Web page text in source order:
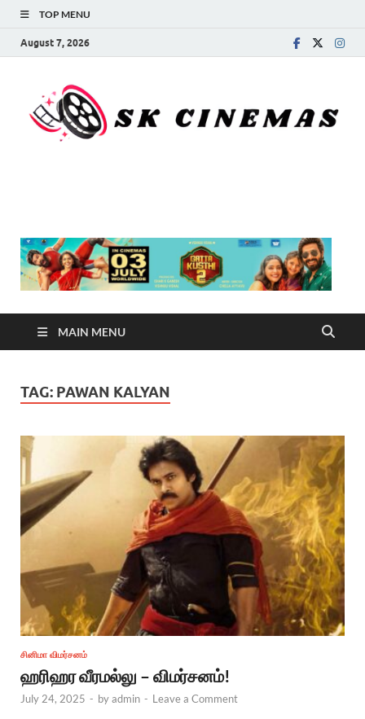
TOP MENU
August 7, 2026
MAIN MENU
TAG: PAWAN KALYAN
சினிமா விமர்சனம்
ஹரிஹர வீரமல்லு – விமர்சனம்!
July 24, 2025 - byadmin - Leave a Comment